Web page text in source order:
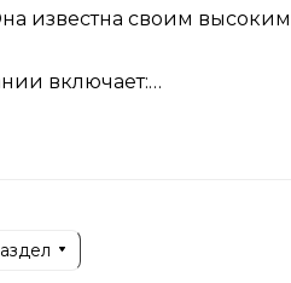
известна своим
включает:
и детальность передачи
для звучания на